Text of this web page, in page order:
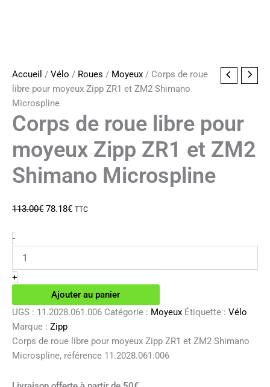
Accueil / Vélo / Roues / Moyeux / Corps de roue
libre pour moyeux Zipp ZR1 et ZM2 Shimano
Microspline
Corps de roue libre pour
moyeux Zipp ZR1 et ZM2
Shimano Microspline
113.00€ Le
78.18€Le
TTC
-quantité
de
Corps
de
roue
pour
moyeux
ZR1
et
Shimano
+
Ajouter au panier
UGS : 11.2028.061.006 Catégorie : Moyeux Étiquette : Vélo
Marque : Zipp
Corps de roue libre pour moyeux Zipp ZR1 et ZM2 Shimano
Microspline, référence 11.2028.061.006